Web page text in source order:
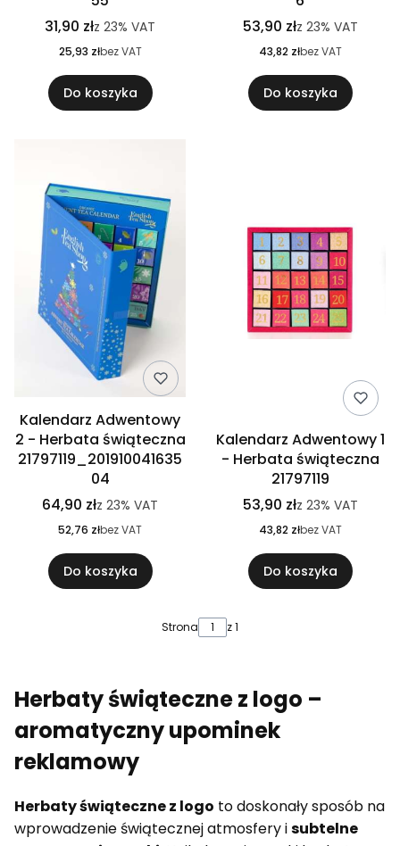
31,90 złz 23% VAT
25,93 złbez VAT
Do koszyka
53,90 złz 23% VAT
43,82 złbez VAT
Do koszyka
Kalendarz Adwentowy
2 - Herbata świąteczna
21797119_201910041635
04
64,90 złz 23% VAT
52,76 złbez VAT
Do koszyka
Kalendarz Adwentowy 1
- Herbata świąteczna
21797119
53,90 złz 23% VAT
43,82 złbez VAT
Do koszyka
Strona z 1
Herbaty świąteczne z logo –
aromatyczny upominek
reklamowy
Herbaty świąteczne z logo to doskonały sposób na
wprowadzenie świątecznej atmosfery isubtelne